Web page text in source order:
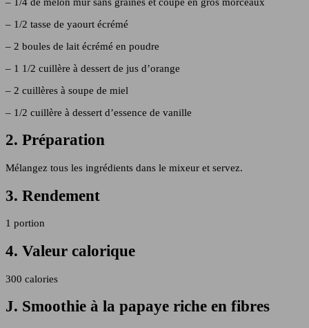
– 1/2 tasse de yaourt écrémé
– 2 boules de lait écrémé en poudre
– 1 1/2 cuillère à dessert de jus d’orange
– 2 cuillères à soupe de miel
– 1/2 cuillère à dessert d’essence de vanille
2. Préparation
Mélangez tous les ingrédients dans le mixeur et servez.
3. Rendement
1 portion
4. Valeur calorique
300 calories
J. Smoothie à la papaye riche en fibres